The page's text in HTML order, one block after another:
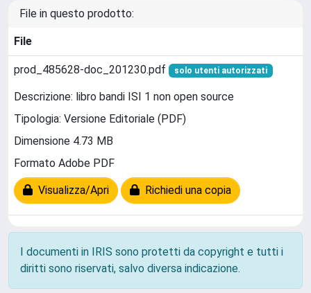
File in questo prodotto:
File
prod_485628-doc_201230.pdf solo utenti autorizzati
Descrizione: libro bandi ISI 1 non open source
Tipologia: Versione Editoriale (PDF)
Dimensione 4.73 MB
Formato Adobe PDF
Visualizza/Apri Richiedi una copia
I documenti in IRIS sono protetti da copyright e tutti i
diritti sono riservati, salvo diversa indicazione.